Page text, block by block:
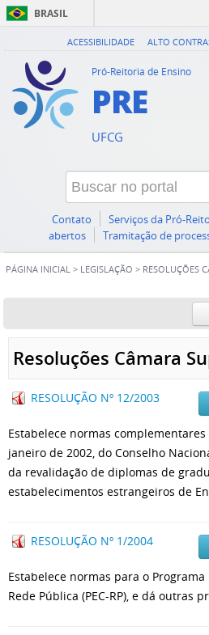
BRASIL
ACESSIBILIDADE ALTO
Pró-Reitoria de Ensino
PRE
UFCG
Contato Serviços da Pró-
abertos
Tramitação de
PÁGINA INICIAL > LEGISLAÇÃO > RESOLUÇÕES
Resoluções Câmara
RESOLUÇÃO Nº 12/2003
Estabelece normas complementares
janeiro de 2002, do Conselho
da revalidação de diplomas de
estabelecimentos estrangeiros de
RESOLUÇÃO Nº 1/2004
Estabelece normas para o
Rede Pública (PEC-RP), e dá outras